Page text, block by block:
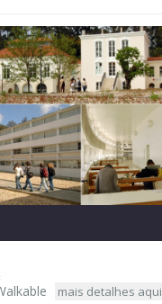
mais detalhes aqui